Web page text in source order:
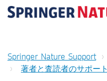
Springer Nature Support
著者と査読者のサポート